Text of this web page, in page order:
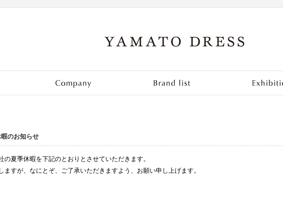
のお知らせ
の夏季休暇を下記のとおりとさせていただきます。
ますが、なにとぞ、ご了承いただきますよう、お願い申し上げます。